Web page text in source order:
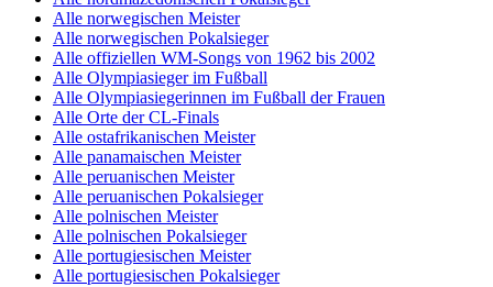
Alle norwegischen Meister
Alle norwegischen Pokalsieger
Alle offiziellen WM-Songs von 1962 bis 2002
Alle Olympiasieger im Fußball
Alle Olympiasiegerinnen im Fußball der Frauen
Alle Orte der CL-Finals
Alle ostafrikanischen Meister
Alle panamaischen Meister
Alle peruanischen Meister
Alle peruanischen Pokalsieger
Alle polnischen Meister
Alle polnischen Pokalsieger
Alle portugiesischen Meister
Alle portugiesischen Pokalsieger